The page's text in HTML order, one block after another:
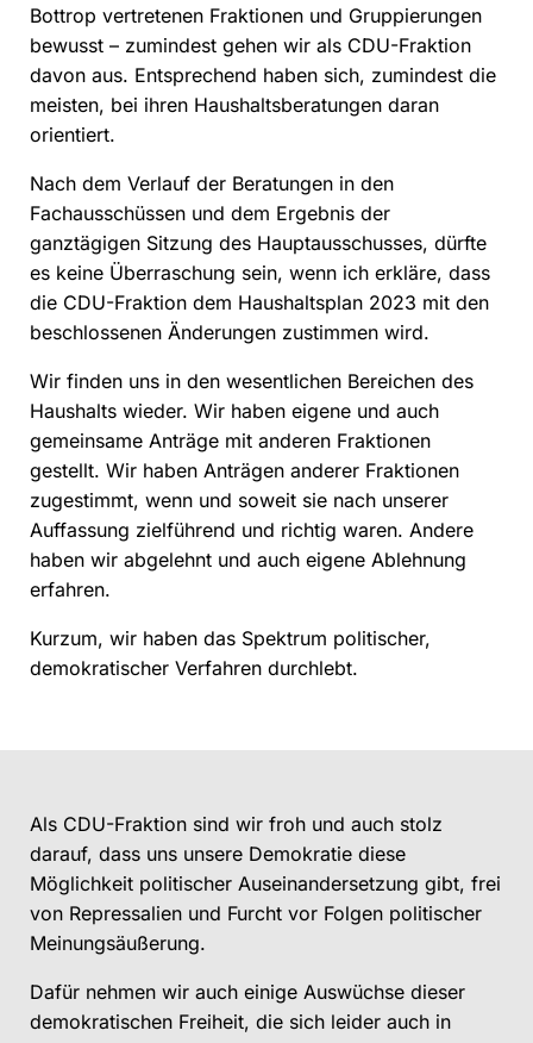
Bottrop vertretenen Fraktionen und Gruppierungen
bewusst – zumindest gehen wir als CDU-Fraktion
davon aus. Entsprechend haben sich, zumindest die
meisten, bei ihren Haushaltsberatungen daran
orientiert.
Nach dem Verlauf der Beratungen in den
Fachausschüssen und dem Ergebnis der
ganztägigen Sitzung des Hauptausschusses, dürfte
es keine Überraschung sein, wenn ich erkläre, dass
die CDU-Fraktion dem Haushaltsplan 2023 mit den
beschlossenen Änderungen zustimmen wird.
Wir finden uns in den wesentlichen Bereichen des
Haushalts wieder. Wir haben eigene und auch
gemeinsame Anträge mit anderen Fraktionen
gestellt. Wir haben Anträgen anderer Fraktionen
zugestimmt, wenn und soweit sie nach unserer
Auffassung zielführend und richtig waren. Andere
haben wir abgelehnt und auch eigene Ablehnung
erfahren.
Kurzum, wir haben das Spektrum politischer,
demokratischer Verfahren durchlebt.
Als CDU-Fraktion sind wir froh und auch stolz
darauf, dass uns unsere Demokratie diese
Möglichkeit politischer Auseinandersetzung gibt, frei
von Repressalien und Furcht vor Folgen politischer
Meinungsäußerung.
Dafür nehmen wir auch einige Auswüchse dieser
demokratischen Freiheit, die sich leider auch in